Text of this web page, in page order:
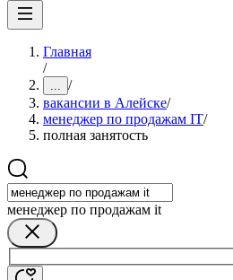
Главная
/
... /
вакансии в Алейске/
менеджер по продажам IT/
полная занятость
менеджер по продажам it